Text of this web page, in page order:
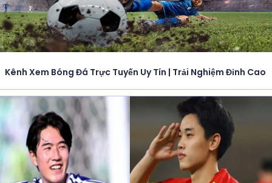
Kênh Xem Bóng Đá Trực Tuyến Uy Tín | Trải Nghiệm Đỉnh Cao